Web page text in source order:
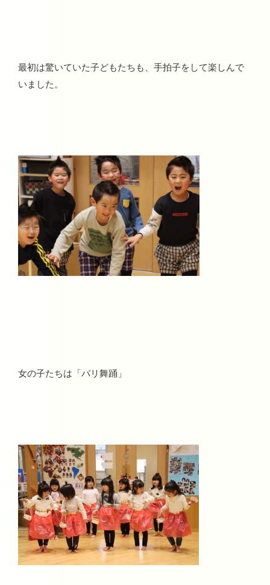
最初は驚いていた子どもたちも、手拍子をして楽しんで
いました。
女の子たちは「バリ舞踊」